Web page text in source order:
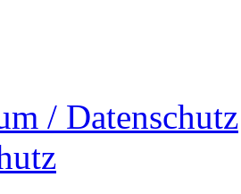
/ Datenschutz